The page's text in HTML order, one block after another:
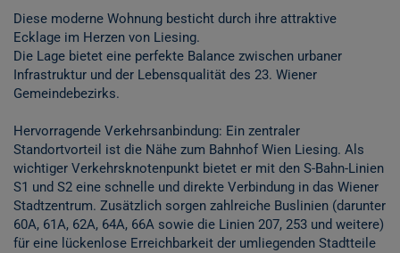
Diese moderne Wohnung besticht durch ihre attraktive
Ecklage im Herzen von Liesing.
Die Lage bietet eine perfekte Balance zwischen urbaner
Infrastruktur und der Lebensqualität des 23. Wiener
Gemeindebezirks.
Hervorragende Verkehrsanbindung: Ein zentraler
Standortvorteil ist die Nähe zum Bahnhof Wien Liesing. Als
wichtiger Verkehrsknotenpunkt bietet er mit den S-Bahn-Linien
S1 und S2 eine schnelle und direkte Verbindung in das Wiener
Stadtzentrum. Zusätzlich sorgen zahlreiche Buslinien (darunter
60A, 61A, 62A, 64A, 66A sowie die Linien 207, 253 und weitere)
für eine lückenlose Erreichbarkeit der umliegenden Stadtteile